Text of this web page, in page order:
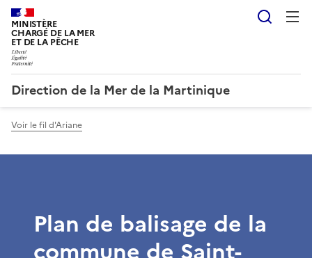
MINISTÈRE
CHARGÉ DE LA MER
ET DE LA PÊCHE
Direction de la Mer de la Martinique
Voir le fil d'Ariane
Plan de balisage de la